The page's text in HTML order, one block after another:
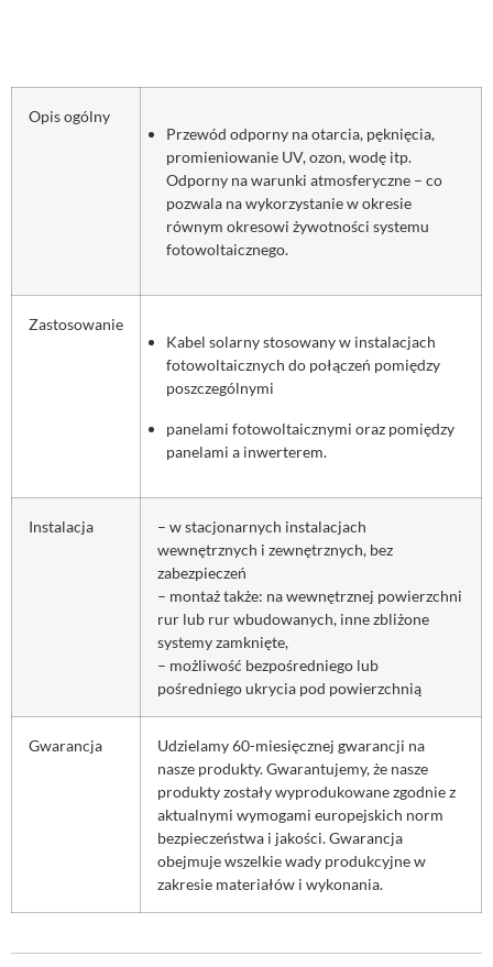
Opis ogólny
Przewód odporny na otarcia, pęknięcia,
promieniowanie UV, ozon, wodę itp.
Odporny na warunki atmosferyczne – co
pozwala na wykorzystanie w okresie
równym okresowi żywotności systemu
fotowoltaicznego.
Zastosowanie
Kabel solarny stosowany w instalacjach
fotowoltaicznych do połączeń pomiędzy
poszczególnymi
panelami fotowoltaicznymi oraz pomiędzy
panelami a inwerterem.
Instalacja
– w stacjonarnych instalacjach
wewnętrznych i zewnętrznych, bez
zabezpieczeń
– montaż także: na wewnętrznej powierzchni
rur lub rur wbudowanych, inne zbliżone
systemy zamknięte,
– możliwość bezpośredniego lub
pośredniego ukrycia pod powierzchnią
Gwarancja
Udzielamy 60-miesięcznej gwarancji na
nasze produkty. Gwarantujemy, że nasze
produkty zostały wyprodukowane zgodnie z
aktualnymi wymogami europejskich norm
bezpieczeństwa i jakości. Gwarancja
obejmuje wszelkie wady produkcyjne w
zakresie materiałów i wykonania.